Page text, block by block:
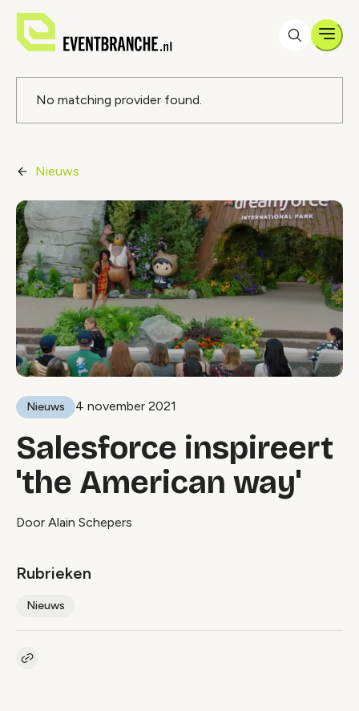
Foutmelding
No matching provider found.
Nieuws
Nieuws 4 november 2021
Salesforce inspireert
'the American way'
Door Alain Schepers
Rubrieken
Nieuws
Kopieer link naar artikel